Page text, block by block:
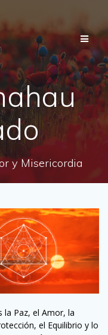
y Misericordia
la Paz, el Amor, la
el Equilibrio y lo